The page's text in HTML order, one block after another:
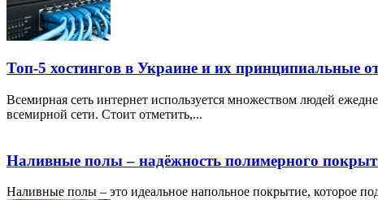
Топ-5 хостингов в Украине и их принципиальные
Всемирная сеть интернет используется множеством людей
всемирной сети. Стоит отметить,...
Наливные полы – надёжность полимерного
Наливные полы – это идеальное напольное покрытие, которое